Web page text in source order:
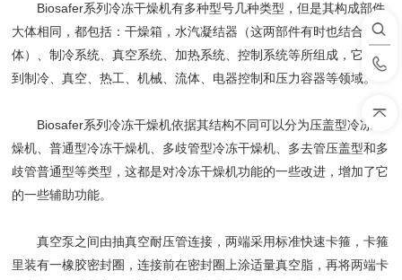
Biosafer系列冷冻干燥机有多种型号几种类型，但是其构成部件
大体相同，都包括：干燥箱，水汽凝结器（这两部件有时也结合成一
体）、制冷系统、真空系统、加热系统、控制系统等所组成，它涉及
到制冷、真空、热工、机械、流体、电器控制和压力容器等领域。
Biosafer系列冷冻干燥机依据其结构不同可以分为压盖型冷冻干
燥机、普通型冷冻干燥机、多歧管型冷冻干燥机、多去管压盖型和多
歧管普通型等类型，这都是对冷冻干燥机功能的一些改进，增加了它
的一些辅助功能。
真空泵之间由抽真空耐压管连接，两端采用标准快速卡箍，卡箍
里装有一橡胶密封圈，连接前在密封圈上涂适量真空脂，再将两端卡